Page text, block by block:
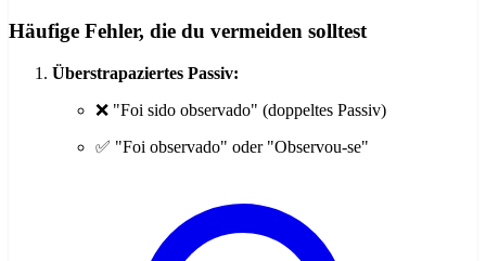
Häufige Fehler, die du vermeiden solltest
Überstrapaziertes Passiv:
❌ "Foi sido observado" (doppeltes Passiv)
✅ "Foi observado" oder "Observou-se"